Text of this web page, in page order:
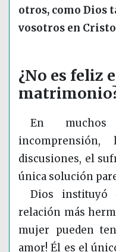
otros, como Dios
vosotros en
¿No es feliz
En
incomprensión,
discusiones, el
única solución
Dios instituyó
relación más
mujer pueden
amor! Él es el